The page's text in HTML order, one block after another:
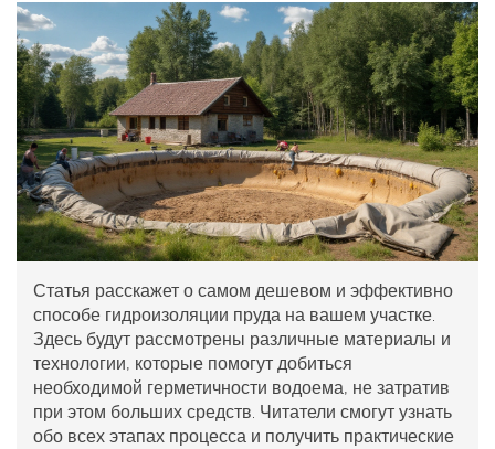
Статья расскажет о самом дешевом и эффективно
способе гидроизоляции пруда на вашем участке.
Здесь будут рассмотрены различные материалы и
технологии, которые помогут добиться
необходимой герметичности водоема, не затратив
при этом больших средств. Читатели смогут узнать
обо всех этапах процесса и получить практические